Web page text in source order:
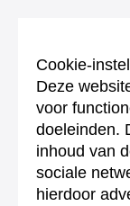
Cookie-
Deze
voor
doeleinden.
inhoud van
sociale
hierdoor